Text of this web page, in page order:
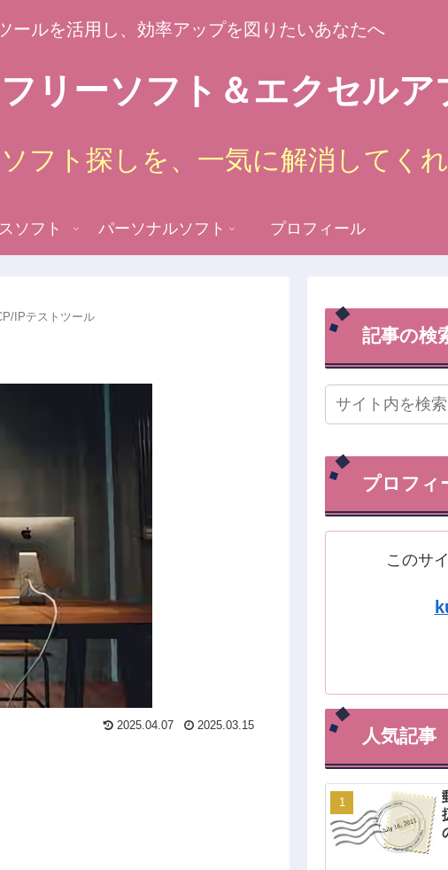
ールを活用し、効率アップを図りたいあなたへ
リーソフト＆エクセルア
フト探しを、一気に解消してくれ
ソフト パーソナルソフト プロフィール
IPテストツール
2025.04.07 2025.03.15
記事の検
プロフィ
このサ
人気記事